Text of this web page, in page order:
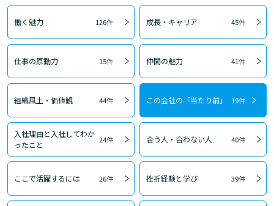
働く魅力 126件 成長・キャリア 45件
仕事の原動力 15件 仲間の魅力 41件
組織風土・価値観 44件 この会社の「当たり前」 19件
入社理由と入社してわか
ったこと
24件 合う人・合わない人 40件
ここで活躍するには 26件 挫折経験と学び 39件